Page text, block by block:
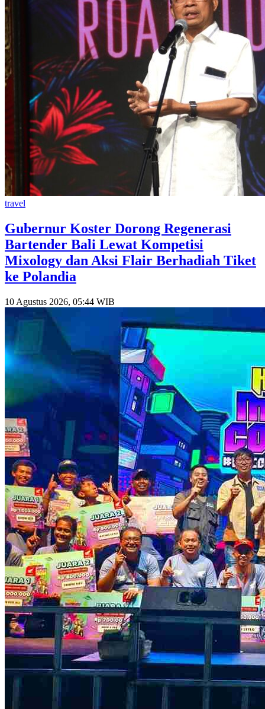
travel
Gubernur Koster Dorong Regenerasi
Bartender Bali Lewat Kompetisi
Mixology dan Aksi Flair Berhadiah Tiket
ke Polandia
10 Agustus 2026, 05:44 WIB